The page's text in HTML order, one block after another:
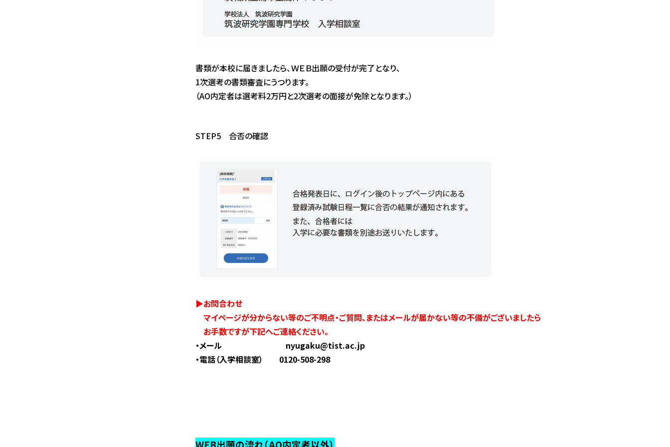
書類が本校に届きましたら、ＷＥＢ出願の受付が完了となり、
1次選考の書類審査にうつります。
（AO内定者は選考料2万円と2次選考の面接が免除となります。）
STEP5 合否の確認
▶お問合わせ
マイページが分からない等のご不明点・ご質問、またはメールが届かない等の不備がございましたら
お手数ですが下記へご連絡ください。
・メール nyugaku@tist.ac.jp
・電話（入学相談室） 0120-508-298
WEB出願の流れ（AO内定者以外）